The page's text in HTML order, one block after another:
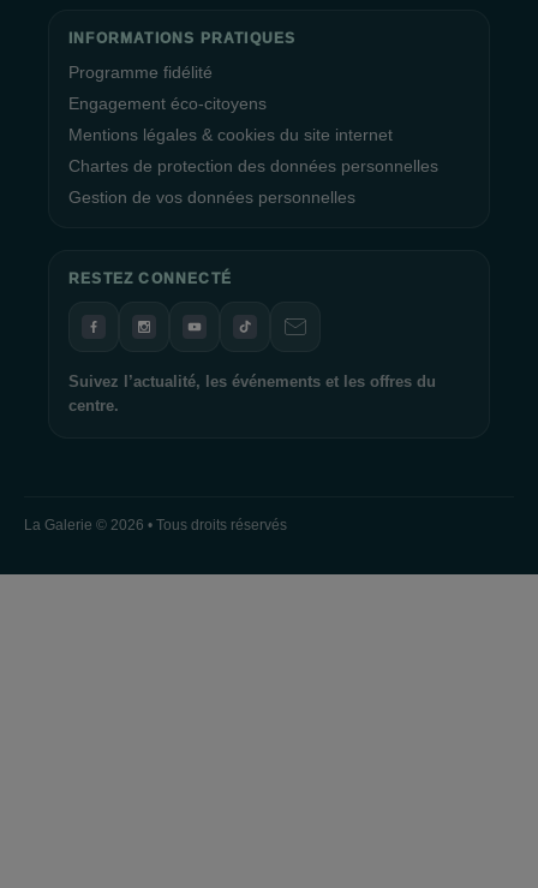
INFORMATIONS PRATIQUES
Programme fidélité
Engagement éco-citoyens
Mentions légales & cookies du site internet
Chartes de protection des données personnelles
Gestion de vos données personnelles
RESTEZ CONNECTÉ
Suivez l’actualité, les événements et les offres du
centre.
La Galerie © 2026 • Tous droits réservés